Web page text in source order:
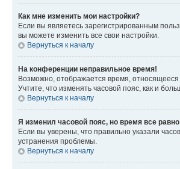
Как мне изменить мои настройки?
Если вы являетесь зарегистрированным
вы можете изменить все свои настройки.
Вернуться к началу
На конференции неправильное время!
Возможно, отображается время, относящееся
Учтите, что изменять часовой пояс, как и
Вернуться к началу
Я изменил часовой пояс, но время все
Если вы уверены, что правильно указали
устранения проблемы.
Вернуться к началу